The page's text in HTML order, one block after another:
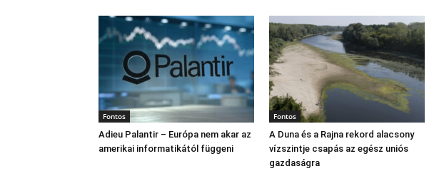
Fontos
Adieu Palantir – Európa nem akar az
amerikai informatikától függeni
Fontos
A Duna és a Rajna rekord alacsony
vízszintje csapás az egész uniós
gazdaságra